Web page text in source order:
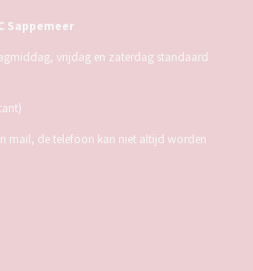
Sappemeer
vrijdag en zaterdag standaard
mail, de telefoon kan niet altijd worden